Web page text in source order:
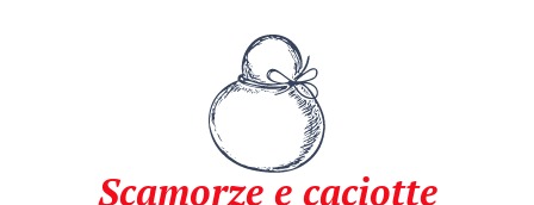
Scamorze e caciotte